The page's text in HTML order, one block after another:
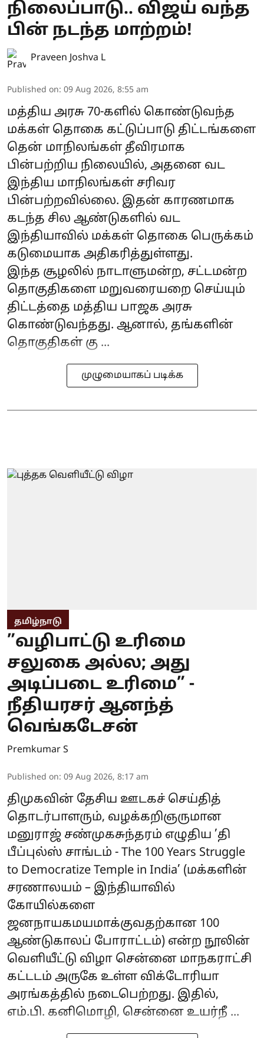
நிலைப்பாடு.. விஜய் வந்த
பின் நடந்த மாற்றம்!
Praveen Joshva L
Published on: 09 Aug 2026, 8:55 am
மத்திய அரசு 70-களில் கொண்டுவந்த
மக்கள் தொகை கட்டுப்பாடு திட்டங்களை
தென் மாநிலங்கள் தீவிரமாக
பின்பற்றிய நிலையில், அதனை வட
இந்திய மாநிலங்கள் சரிவர
பின்பற்றவில்லை. இதன் காரணமாக
கடந்த சில ஆண்டுகளில் வட
இந்தியாவில் மக்கள் தொகை பெருக்கம்
கடுமையாக அதிகரித்துள்ளது.
இந்த சூழலில் நாடாளுமன்ற, சட்டமன்ற
தொகுதிகளை மறுவரையறை செய்யும்
திட்டத்தை மத்திய பாஜக அரசு
கொண்டுவந்தது. ஆனால், தங்களின்
தொகுதிகள் கு ...
முழுமையாகப் படிக்க
தமிழ்நாடு
”வழிபாட்டு உரிமை
சலுகை அல்ல; அது
அடிப்படை உரிமை” -
நீதியரசர் ஆனந்த்
வெங்கடேசன்
Premkumar S
Published on: 09 Aug 2026, 8:17 am
திமுகவின் தேசிய ஊடகச் செய்தித்
தொடர்பாளரும், வழக்கறிஞருமான
மனுராஜ் சண்முகசுந்தரம் எழுதிய ’தி
பீப்புல்ஸ் சாங்டம் - The 100 Years Struggle
to Democratize Temple in India’ (மக்களின்
சரணாலயம் – இந்தியாவில்
கோயில்களை
ஜனநாயகமயமாக்குவதற்கான 100
ஆண்டுகாலப் போராட்டம்) என்ற நூலின்
வெளியீட்டு விழா சென்னை மாநகராட்சி
கட்டடம் அருகே உள்ள விக்டோரியா
அரங்கத்தில் நடைபெற்றது. இதில்,
எம்.பி. கனிமொழி, சென்னை உயர்நீ ...